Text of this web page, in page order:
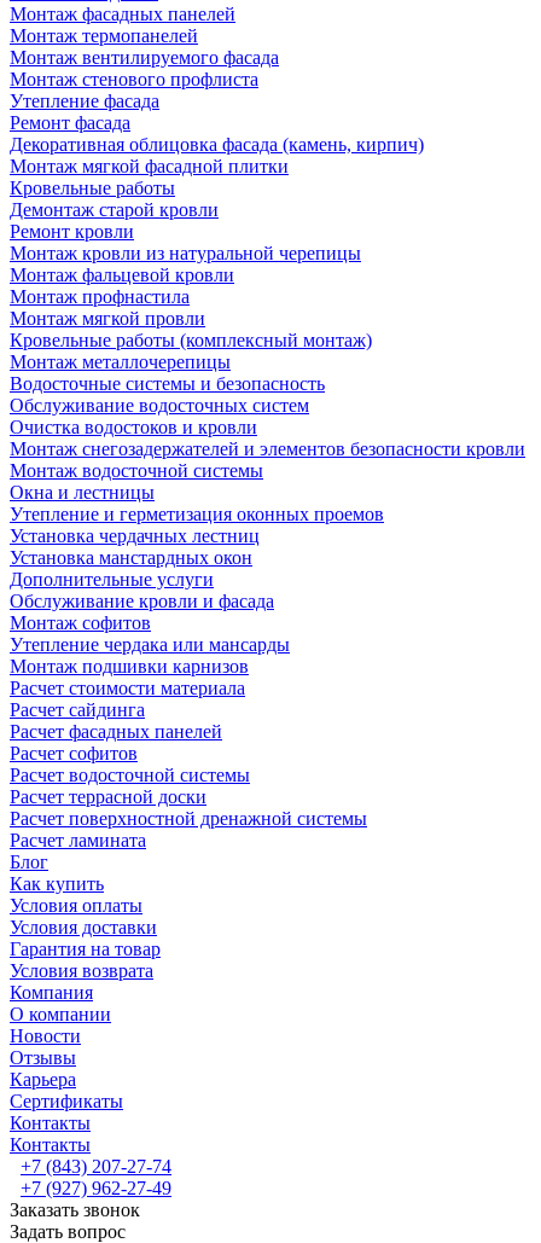
Монтаж фасадных панелей
Монтаж термопанелей
Монтаж вентилируемого фасада
Монтаж стенового профлиста
Утепление фасада
Ремонт фасада
Декоративная облицовка фасада (камень, кирпич)
Монтаж мягкой фасадной плитки
Кровельные работы
Демонтаж старой кровли
Ремонт кровли
Монтаж кровли из натуральной черепицы
Монтаж фальцевой кровли
Монтаж профнастила
Монтаж мягкой провли
Кровельные работы (комплексный монтаж)
Монтаж металлочерепицы
Водосточные системы и безопасность
Обслуживание водосточных систем
Очистка водостоков и кровли
Монтаж снегозадержателей и элементов безопасности кровли
Монтаж водосточной системы
Окна и лестницы
Утепление и герметизация оконных проемов
Установка чердачных лестниц
Установка манстардных окон
Дополнительные услуги
Обслуживание кровли и фасада
Монтаж софитов
Утепление чердака или мансарды
Монтаж подшивки карнизов
Расчет стоимости материала
Расчет сайдинга
Расчет фасадных панелей
Расчет софитов
Расчет водосточной системы
Расчет террасной доски
Расчет поверхностной дренажной системы
Расчет ламината
Блог
Как купить
Условия оплаты
Условия доставки
Гарантия на товар
Условия возврата
Компания
О компании
Новости
Отзывы
Карьера
Сертификаты
Контакты
Контакты
+7 (843) 207-27-74
+7 (927) 962-27-49
Заказать звонок
Задать вопрос